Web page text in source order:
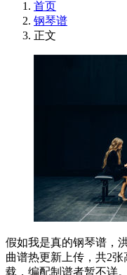
首页
钢琴谱
正文
假如我是真的钢琴谱，
曲谱热更新上传，共2
载，编配制谱者暂不详。